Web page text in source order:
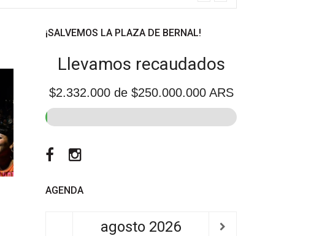
¡SALVEMOS LA PLAZA DE BERNAL!
Llevamos recaudados
$2.332.000de $250.000.000 ARS
Facebook
AGENDA
agosto 2026